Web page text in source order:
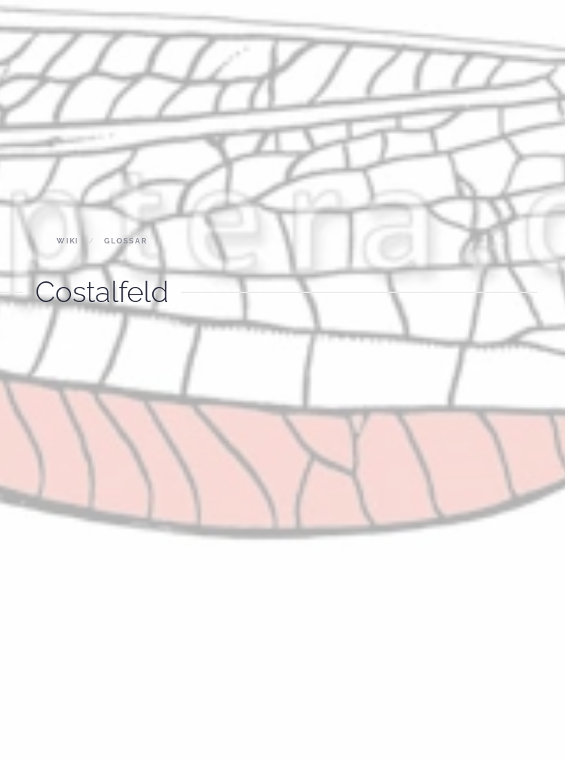
WIKI GLOSSAR
Costalfeld